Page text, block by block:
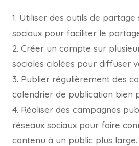
1. Utiliser des outils de
sociaux pour faciliter le
2. Créer un compte sur
sociales ciblées pour diffuser
3. Publier régulièrement des
calendrier de publication bien
4. Réaliser des campagnes
réseaux sociaux pour faire
contenu à un public plus large.